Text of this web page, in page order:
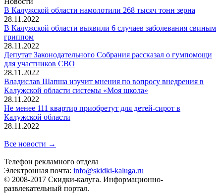
В Калужской области намолотили 268 тысяч тонн зерна
28.11.2022
В Калужской области выявили 6 случаев заболевания свиным
гриппом
28.11.2022
Депутат Законодательного Собрания рассказал о гумпомощи
для участников СВО
28.11.2022
Владислав Шапша изучит мнения по вопросу внедрения в
Калужской области системы «Моя школа»
28.11.2022
Не менее 111 квартир приобретут для детей-сирот в
Калужской области
28.11.2022
Все новости →
Телефон рекламного отдела
Электронная почта: info@skidki-kaluga.ru
© 2008-2017 Скидки-калуга. Информационно-
развлекательный портал.